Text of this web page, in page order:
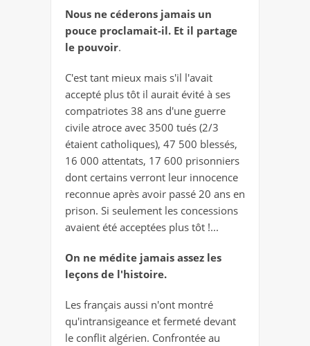
Nous ne céderons jamais un
pouce proclamait-il. Et il partage
le pouvoir.
C'est tant mieux mais s'il l'avait
accepté plus tôt il aurait évité à ses
compatriotes 38 ans d'une guerre
civile atroce avec 3500 tués (2/3
étaient catholiques), 47 500 blessés,
16 000 attentats, 17 600 prisonniers
dont certains verront leur innocence
reconnue après avoir passé 20 ans en
prison. Si seulement les concessions
avaient été acceptées plus tôt !...
On ne médite jamais assez les
leçons de l'histoire.
Les français aussi n'ont montré
qu'intransigeance et fermeté devant
le conflit algérien. Confrontée au